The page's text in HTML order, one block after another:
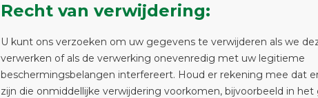
Recht van verwijdering:
U kunt ons verzoeken om uw gegevens te verwijderen als we
verwerken of als de verwerking onevenredig met uw legitieme
beschermingsbelangen interfereert. Houd er rekening mee dat
zijn die onmiddellijke verwijdering voorkomen, bijvoorbeeld in